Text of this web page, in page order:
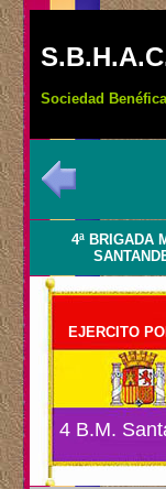
Sociedad
4ª BRIGADA
EJERCITO
4 B.M.